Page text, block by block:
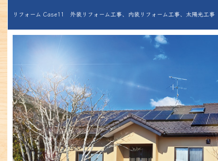
リフォーム Case11 外装リフォーム工事、内装リフォーム工事、太陽光工事